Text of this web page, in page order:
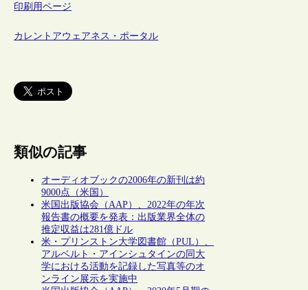
印刷用ページ
カレントアウェアネス・ポータル
類似の記事
オーディオブックの2006年の新刊は約
9000点（米国）
米国出版協会（AAP）、2022年の年次
報告書の概要を発表：出版業界全体の
推定収益は281億ドル
米・プリンストン大学図書館（PUL）、
アルベルト・アインシュタインの同大
学における活動を記録した写真等のオ
ンライン展示を実施中